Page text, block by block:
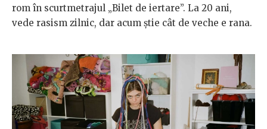
rom în scurtmetrajul „Bilet de iertare”. La 20 ani,
vede rasism zilnic, dar acum știe cât de veche e rana.